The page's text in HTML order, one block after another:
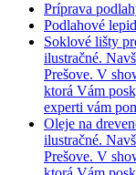
Príprava
Podlahové
Soklové lišty
ilustračné.
Prešove. V
ktorá Vám
experti vám
Oleje na
ilustračné.
Prešove. V